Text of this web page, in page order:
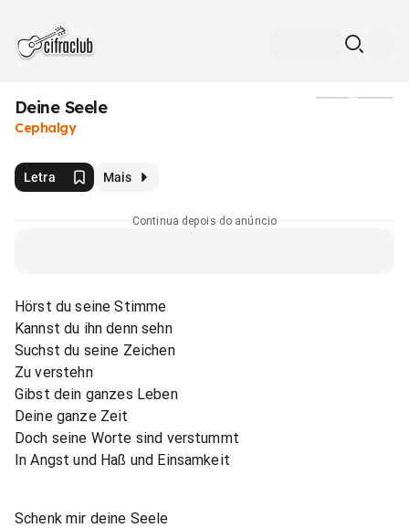
Deine Seele
Cephalgy
Letra Mais
Continua depois do anúncio
Hörst du seine Stimme
Kannst du ihn denn sehn
Suchst du seine Zeichen
Zu verstehn
Gibst dein ganzes Leben
Deine ganze Zeit
Doch seine Worte sind verstummt
In Angst und Haß und Einsamkeit
Schenk mir deine Seele